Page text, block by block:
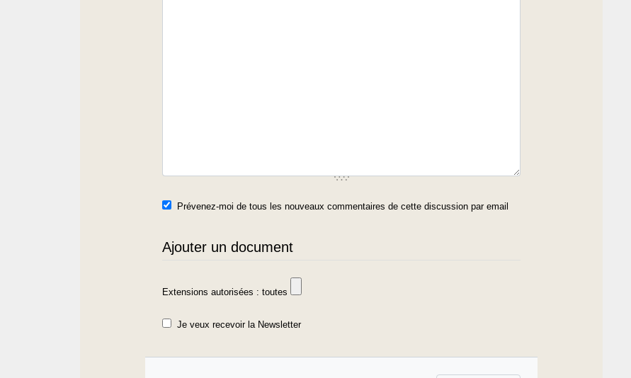
Prévenez-moi de tous les nouveaux commentaires de cette discussion par email
Ajouter un document
Extensions autorisées : toutes
Je veux recevoir la Newsletter